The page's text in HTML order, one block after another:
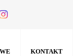
KONTAKT